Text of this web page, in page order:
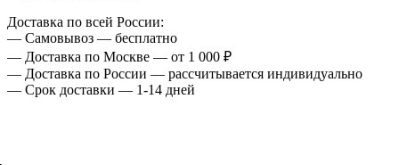
Доставка по всей России:
— Самовывоз — бесплатно
— Доставка по Москве — от 1 000 ₽
— Доставка по России — рассчитывается индивидуально
— Срок доставки — 1-14 дней